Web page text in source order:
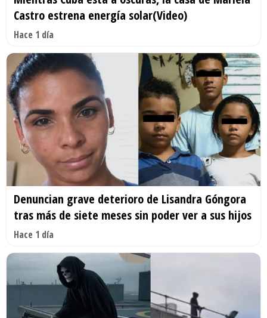
Castro estrena energía solar(Video)
Hace 1 día
Denuncian grave deterioro de Lisandra Góngora
tras más de siete meses sin poder ver a sus hijos
Hace 1 día